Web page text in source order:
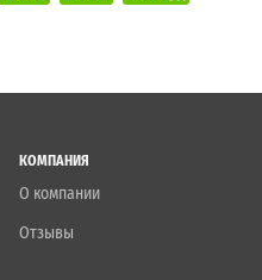
КОМПАНИЯ
О компании
Отзывы